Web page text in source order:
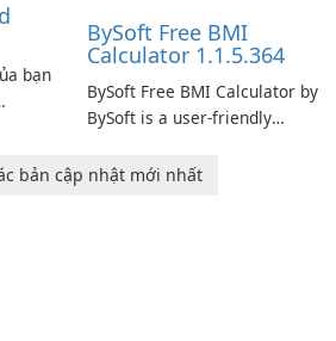
bạn
BySoft Free BMI
Calculator 1.1.5.364
BySoft Free BMI Calculator by
BySoft is a user-friendly
designed to help you
bản cập nhật mới nhất